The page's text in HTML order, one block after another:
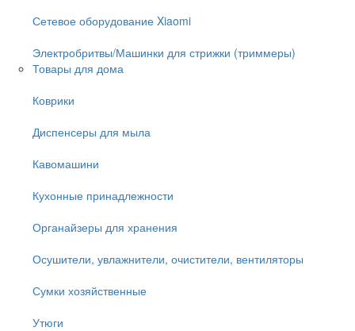
Сетевое оборудование Xiaomi
Электробритвы/Машинки для стрижки (триммеры)
Товары для дома
Коврики
Диспенсеры для мыла
Кавомашини
Кухонные принадлежности
Органайзеры для хранения
Осушители, увлажнители, очистители, вентиляторы
Сумки хозяйственные
Утюги